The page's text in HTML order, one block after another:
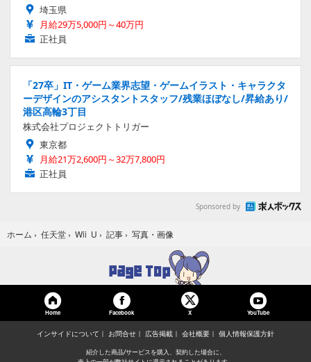
埼玉県
月給29万5,000円～40万円
正社員
「27卒」IT・ゲーム業界志望・ゲームイラスト・キャラクタ
ーデザインのアシスタントスタッフ/残業ほぼなし/昇給あり/
港区高輪3丁目
株式会社プロジェクトトリガー
東京都
月給21万2,600円～32万7,800円
正社員
Sponsored by
ホーム › 任天堂 › Wii U › 記事 › 写真・画像
Home Facebook X YouTube
インサイドについて お問合せ 広告掲載 会社概要 個人情報保護方針
紹介した商品/サービスを購入、契約した場合に、